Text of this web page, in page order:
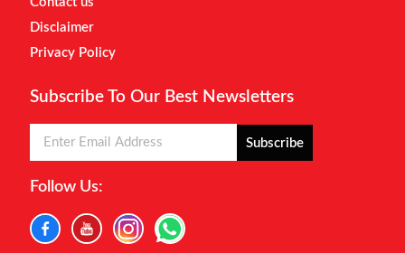
Disclaimer
Privacy Policy
Subscribe To Our Best Newsletters
Subscribe
Follow Us: